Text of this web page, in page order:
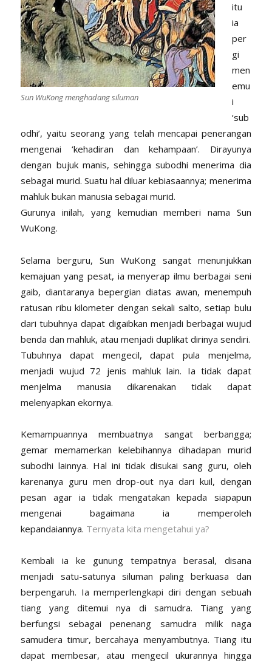
Sun WuKong menghadang siluman
itu
ia
per
gi
men
emu
i
‘sub
odhi’, yaitu seorang yang telah mencapai penerangan
mengenai ‘kehadiran dan kehampaan’. Dirayunya
dengan bujuk manis, sehingga subodhi menerima dia
sebagai murid. Suatu hal diluar kebiasaannya; menerima
mahluk bukan manusia sebagai murid.
Gurunya inilah, yang kemudian memberi nama Sun
WuKong.
Selama berguru, Sun WuKong sangat menunjukkan
kemajuan yang pesat, ia menyerap ilmu berbagai seni
gaib, diantaranya bepergian diatas awan, menempuh
ratusan ribu kilometer dengan sekali salto, setiap bulu
dari tubuhnya dapat digaibkan menjadi berbagai wujud
benda dan mahluk, atau menjadi duplikat dirinya sendiri.
Tubuhnya dapat mengecil, dapat pula menjelma,
menjadi wujud 72 jenis mahluk lain. Ia tidak dapat
menjelma manusia dikarenakan tidak dapat
melenyapkan ekornya.
Kemampuannya membuatnya sangat berbangga;
gemar memamerkan kelebihannya dihadapan murid
subodhi lainnya. Hal ini tidak disukai sang guru, oleh
karenanya guru men drop-out nya dari kuil, dengan
pesan agar ia tidak mengatakan kepada siapapun
mengenai bagaimana ia memperoleh
kepandaiannya. Ternyata kita mengetahui ya?
Kembali ia ke gunung tempatnya berasal, disana
menjadi satu-satunya siluman paling berkuasa dan
berpengaruh. Ia memperlengkapi diri dengan sebuah
tiang yang ditemui nya di samudra. Tiang yang
berfungsi sebagai penenang samudra milik naga
samudera timur, bercahaya menyambutnya. Tiang itu
dapat membesar, atau mengecil ukurannya hingga